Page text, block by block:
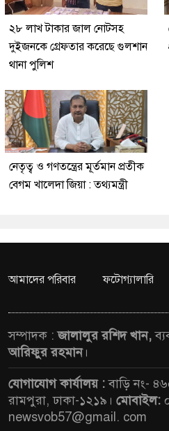
২৮ লাখ টাকার জাল নোটসহ
দুইজনকে গ্রেফতার করেছে গুলশান
থানা পুলিশ
নেতৃত্ব ও গণতন্ত্রের মূর্তমান প্রতীক
বেগম খালেদা জিয়া : তথ্যমন্ত্রী
আমাদের পরিবার ফটোগ্যালারি
সম্পাদক :জালালুর রশিদ খান,
আরিফুর রহমান।
যোগাযোগ কার্যালয় :বাড়ি নং-
রামপুরা, ঢাকা-১২১৯। মোবাইল:
newsvob57@gmail. com